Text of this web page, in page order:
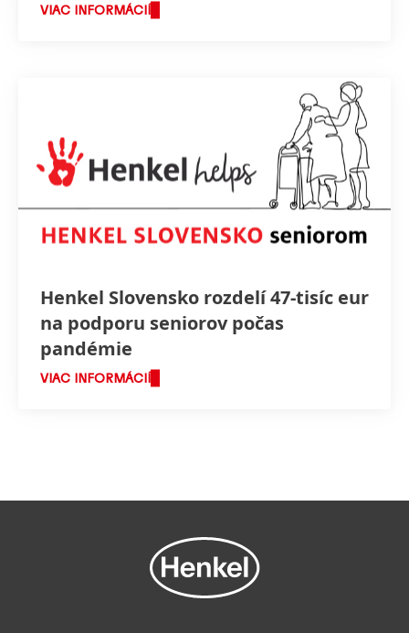
VIAC INFORMÁCIÍ
Henkel Slovensko rozdelí 47-tisíc eur
na podporu seniorov počas
pandémie
VIAC INFORMÁCIÍ